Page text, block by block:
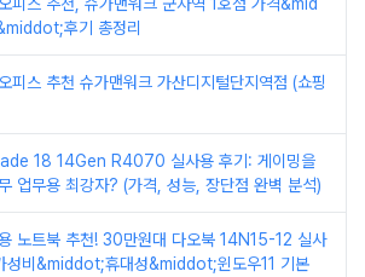
후기 총정리
피스 추천 슈가맨워크 가산디지털단지역점 (쇼핑
18 14Gen R4070 실사용 후기: 게이밍을
업무용 최강자? (가격, 성능, 장단점 완벽 분석)
노트북 추천! 30만원대 다오북 14N15-12 실사
성비&middot;휴대성&middot;윈도우11 기본